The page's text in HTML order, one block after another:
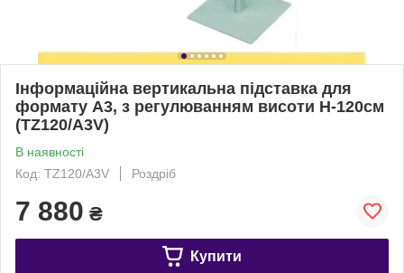
Інформаційна вертикальна підставка для
формату А3, з регулюванням висоти Н-120см
(TZ120/A3V)
В наявності
Код: TZ120/A3V
Роздріб
7 880 ₴
Купити